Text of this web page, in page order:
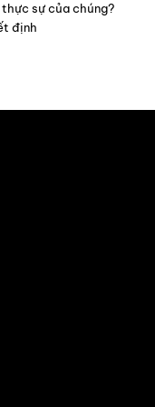
và xe hiệu suất
xử lý lái chính xác,
đặc biệt cho các
hợp với cả đường
độ bền cao, khả
mẽ, giúp vượt
sự của chúng?
định